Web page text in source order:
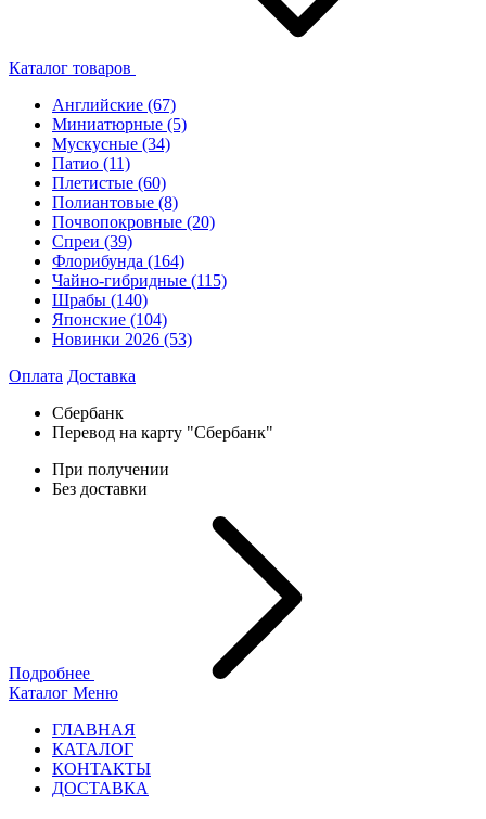
Каталог товаров
Английские (67)
Миниатюрные (5)
Мускусные (34)
Патио (11)
Плетистые (60)
Полиантовые (8)
Почвопокровные (20)
Спреи (39)
Флорибунда (164)
Чайно-гибридные (115)
Шрабы (140)
Японские (104)
Новинки 2026 (53)
Оплата Доставка
Сбербанк
Перевод на карту "Сбербанк"
При получении
Без доставки
Подробнее
Каталог Меню
ГЛАВНАЯ
КАТАЛОГ
КОНТАКТЫ
ДОСТАВКА